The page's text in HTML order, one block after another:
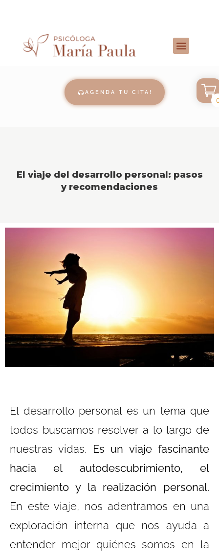
AGENDA TU CITA!
El viaje del desarrollo personal: pasos
y recomendaciones
El desarrollo personal es un tema que
todos buscamos resolver a lo largo de
nuestras vidas. Es un viaje fascinante
hacia el autodescubrimiento, el
crecimiento y la realización personal.
En este viaje, nos adentramos en una
exploración interna que nos ayuda a
entender mejor quiénes somos en la